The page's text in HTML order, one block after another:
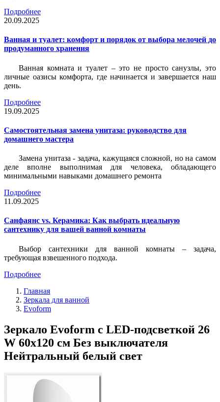
Подробнее
20.09.2025
Ванная и туалет: комфорт и порядок от выбора мелочей до
продуманного хранения
Ванная комната и туалет – это не просто санузлы, это
личные оазисы комфорта, где начинается и завершается наш
день.
Подробнее
19.09.2025
Самостоятельная замена унитаза: руководство для
домашнего мастера
Замена унитаза - задача, кажущаяся сложной, но на самом
деле вполне выполнимая для человека, обладающего
минимальными навыками домашнего ремонта
Подробнее
11.09.2025
Санфаянс vs. Керамика: Как выбрать идеальную
сантехнику для вашей ванной комнаты
Выбор сантехники для ванной комнаты – задача,
требующая взвешенного подхода.
Подробнее
Главная
Зеркала для ванной
Evoform
Зеркало Evoform с LED-подсветкой 26
W 60х120 см Без выключателя
Нейтральный белый свет